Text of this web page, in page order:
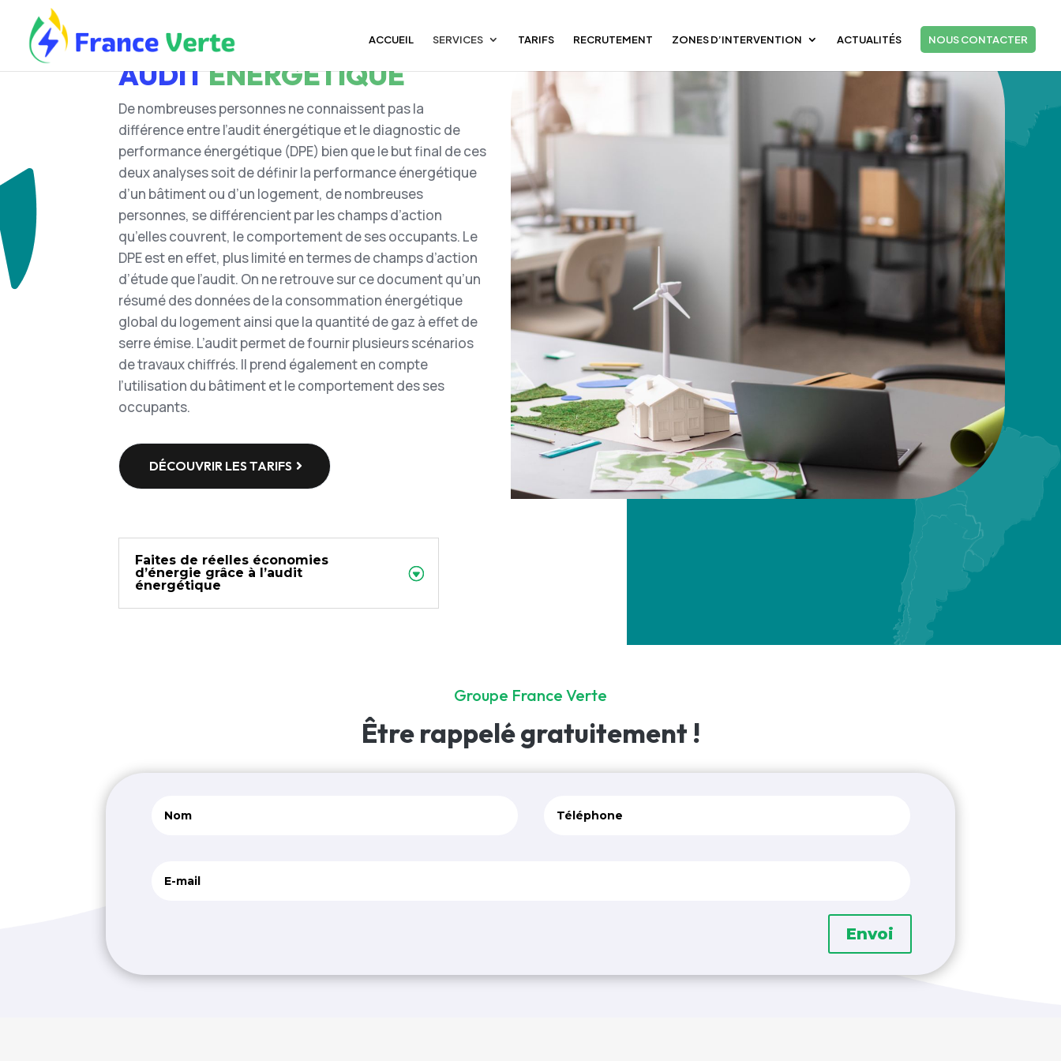
ACCUEIL SERVICES TARIFS RECRUTEMENT ZONES D’INTERVENTION ACTUALITÉS NOUS CONTACTER
Groupe France Verte
AUDITÉNÉRGÉTIQUE
De nombreuses personnes ne connaissent pas la
différence entre l’audit énergétique et le diagnostic de
performance énergétique (DPE) bien que le but final de ces
deux analyses soit de définir la performance énergétique
d’un bâtiment ou d’un logement, de nombreuses
personnes, se différencient par les champs d’action
qu’elles couvrent, le comportement de ses occupants. Le
DPE est en effet, plus limité en termes de champs d’action
d’étude que l’audit. On ne retrouve sur ce document qu’un
résumé des données de la consommation énergétique
global du logement ainsi que la quantité de gaz à effet de
serre émise. L’audit permet de fournir plusieurs scénarios
de travaux chiffrés. Il prend également en compte
l’utilisation du bâtiment et le comportement des ses
occupants.
DÉCOUVRIR LES TARIFS
Faites de réelles économies
d’énergie grâce à l’audit
énergétique
Groupe France Verte
Être rappelégratuitement !
Envoi